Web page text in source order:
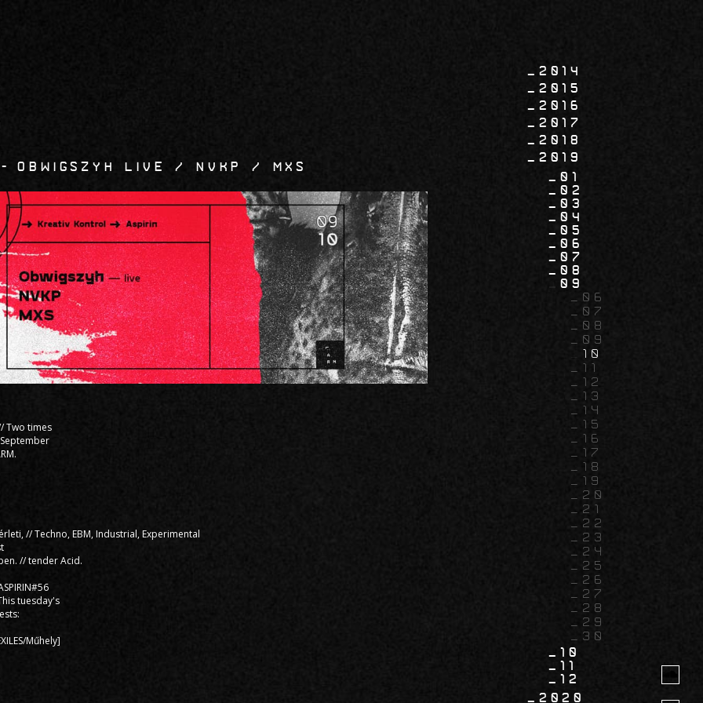
obwigszyh LIVE / NVKP / MXS
Two times
// Techno, EBM, Industrial, Experimental
// tender Acid.
tuesday's
Műhely]
2014
2015
2016
2017
2018
2019
01
02
03
04
05
06
07
08
09
06
07
08
09
10
11
12
13
14
15
16
17
18
19
20
21
22
23
24
25
26
27
28
29
30
10
11
12
2020